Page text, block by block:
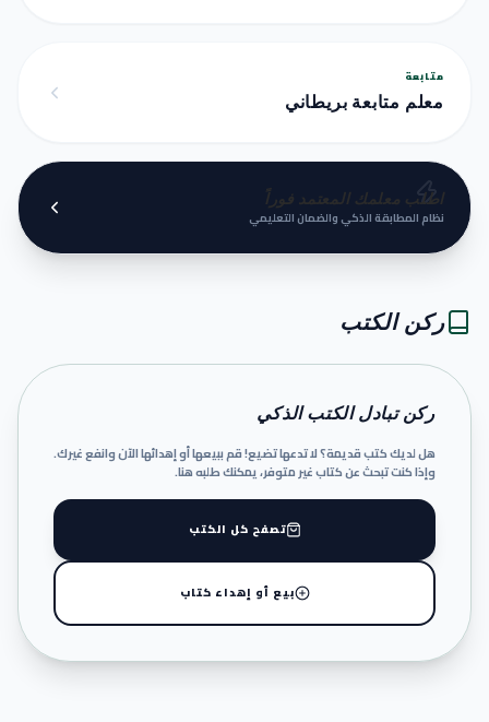
متابعة
معلم متابعة بريطاني
اطلب معلمك المعتمد فوراً
نظام المطابقة الذكي والضمان التعليمي
ركن الكتب
ركن تبادل الكتب الذكي
هل لديك كتب قديمة؟ لا تدعها تضيع! قم ببيعها أو إهدائها الآن وانفع غيرك.
وإذا كنت تبحث عن كتاب غير متوفر، يمكنك طلبه هنا.
تصفح كل الكتب
بيع أو إهداء كتاب